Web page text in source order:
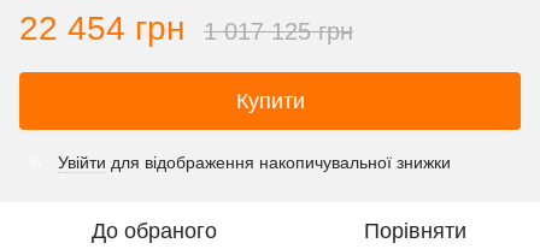
22 454 грн 1 017 125 грн
Купити
Увійти для відображення накопичувальної знижки
До обраного Порівняти